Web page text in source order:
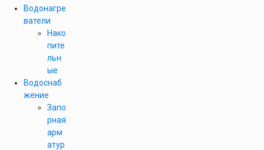
Водонагре
ватели
Нако
пите
льн
ые
Водоснаб
жение
Запо
рная
арм
атур